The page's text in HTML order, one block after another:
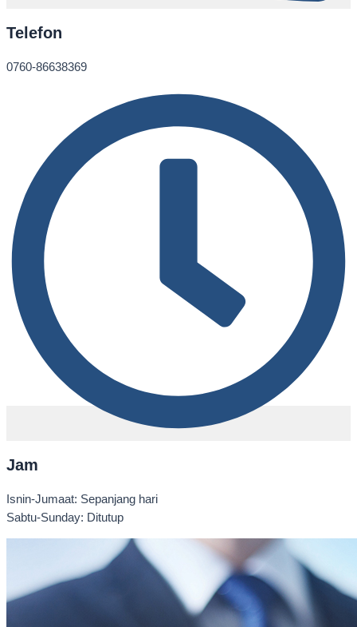
Telefon
0760-86638369
Jam
Isnin-Jumaat: Sepanjang hari
Sabtu-Sunday: Ditutup